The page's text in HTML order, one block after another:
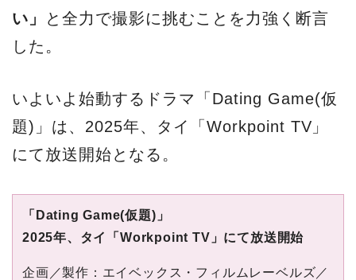
い」
と全力で撮影に挑むことを力強く断言
した。
いよいよ始動するドラマ「Dating Game(仮
題)」は、2025年、タイ「Workpoint TV」
にて放送開始となる。
「Dating Game(仮題)」
2025年、タイ「Workpoint TV」にて放送開始
企画／製作：エイベックス・フィルムレーベルズ／